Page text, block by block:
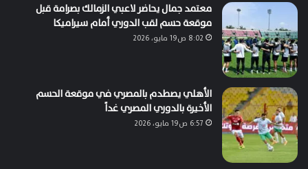
معتمد جمال يحاضر لاعبي الزمالك بصرامة قبل
موقعة حسم لقب الدوري أمام سيراميكا
8:02 ص19 مايو، 2026
الأهلي يصطدم بالمصري في موقعة الحسم
الأخيرة بالدوري المصري غداً
6:57 ص19 مايو، 2026